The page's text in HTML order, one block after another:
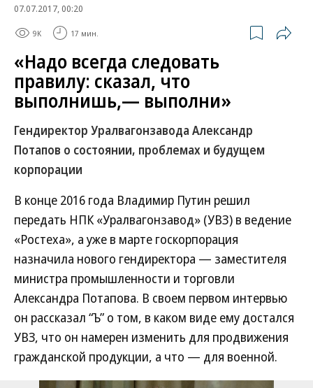
07.07.2017, 00:20
9K 17 мин.
«Надо всегда следовать
правилу: сказал, что
выполнишь,— выполни»
Гендиректор Уралвагонзавода Александр
Потапов о состоянии, проблемах и будущем
корпорации
В конце 2016 года Владимир Путин решил
передать НПК «Уралвагонзавод» (УВЗ) в ведение
«Ростеха», а уже в марте госкорпорация
назначила нового гендиректора — заместителя
министра промышленности и торговли
Александра Потапова. В своем первом интервью
он рассказал “Ъ” о том, в каком виде ему достался
УВЗ, что он намерен изменить для продвижения
гражданской продукции, а что — для военной.